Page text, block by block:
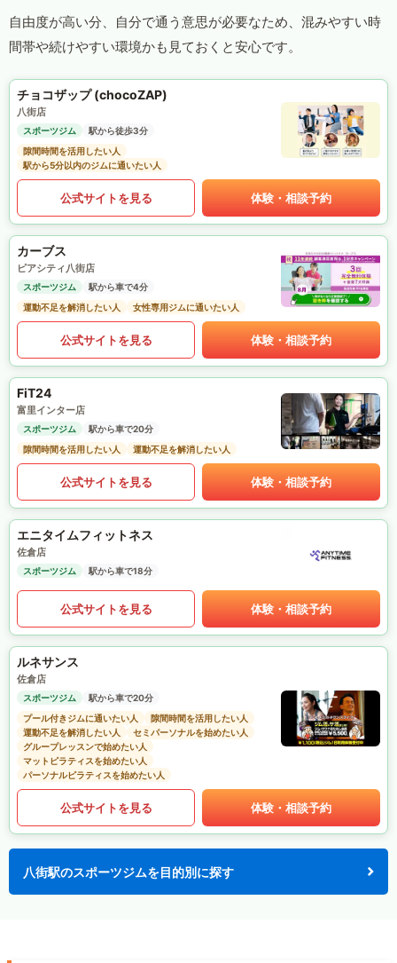
自由度が高い分、自分で通う意思が必要なため、混みやすい時
間帯や続けやすい環境かも見ておくと安心です。
チョコザップ (chocoZAP)
八街店
スポーツジム
駅から徒歩3分
隙間時間を活用したい人
駅から5分以内のジムに通いたい人
公式サイトを見る 体験・相談予約
カーブス
ピアシティ八街店
スポーツジム
駅から車で4分
運動不足を解消したい人
女性専用ジムに通いたい人
公式サイトを見る 体験・相談予約
FiT24
富里インター店
スポーツジム
駅から車で20分
隙間時間を活用したい人
運動不足を解消したい人
公式サイトを見る 体験・相談予約
エニタイムフィットネス
佐倉店
スポーツジム 駅から車で18分
公式サイトを見る 体験・相談予約
ルネサンス
佐倉店
スポーツジム
駅から車で20分
プール付きジムに通いたい人
隙間時間を活用したい人
運動不足を解消したい人
セミパーソナルを始めたい人
グループレッスンで始めたい人
マットピラティスを始めたい人
パーソナルピラティスを始めたい人
公式サイトを見る 体験・相談予約
八街駅のスポーツジムを目的別に探す